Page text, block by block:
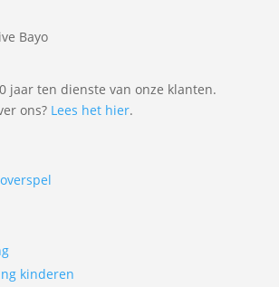
jaar ten dienste van onze klanten.
ons? Lees het hier.
kinderen